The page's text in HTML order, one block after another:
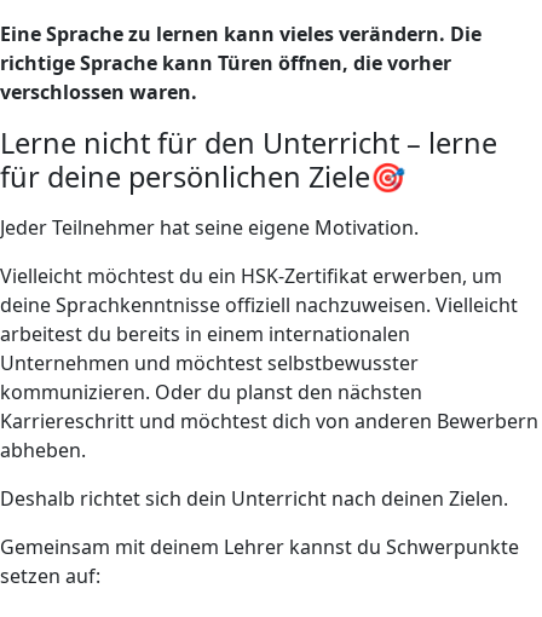
Eine Sprache zu lernen kann vieles verändern. Die
richtige Sprache kann Türen öffnen, die vorher
verschlossen waren.
Lerne nicht für den Unterricht – lerne
für deine persönlichen Ziele🎯
Jeder Teilnehmer hat seine eigene Motivation.
Vielleicht möchtest du ein HSK-Zertifikat erwerben, um
deine Sprachkenntnisse offiziell nachzuweisen. Vielleicht
arbeitest du bereits in einem internationalen
Unternehmen und möchtest selbstbewusster
kommunizieren. Oder du planst den nächsten
Karriereschritt und möchtest dich von anderen Bewerbern
abheben.
Deshalb richtet sich dein Unterricht nach deinen Zielen.
Gemeinsam mit deinem Lehrer kannst du Schwerpunkte
setzen auf: